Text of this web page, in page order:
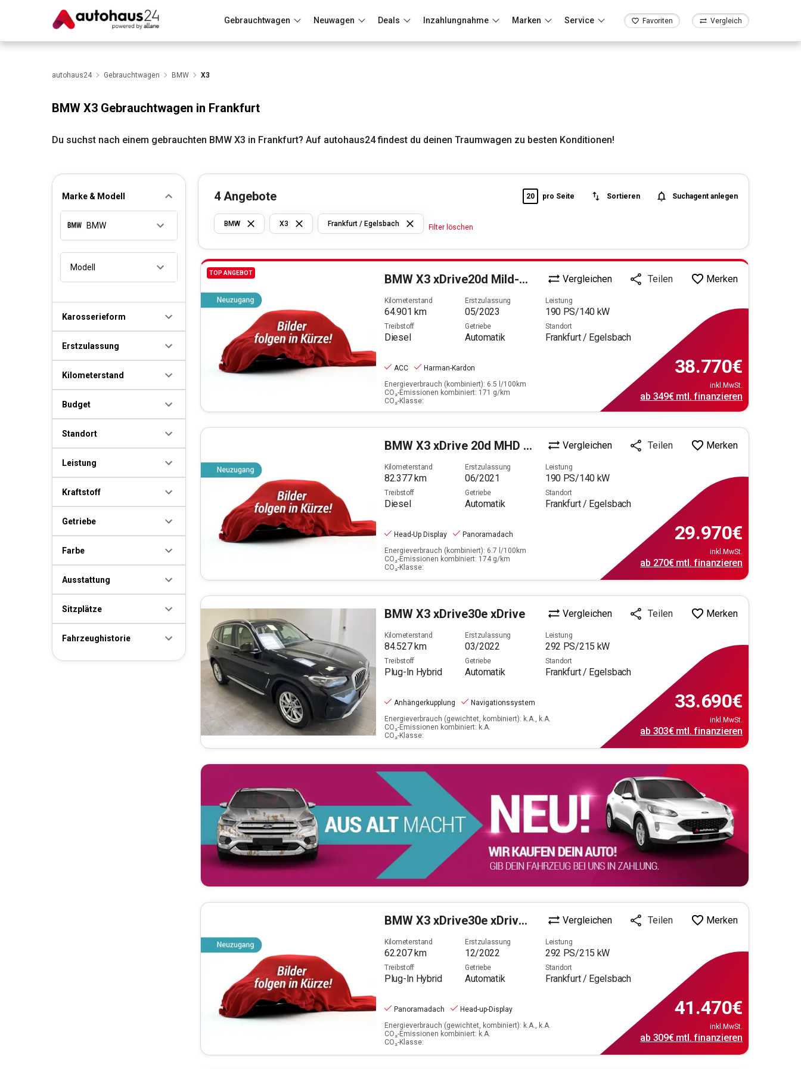
Gebrauchtwagen Neuwagen Deals Inzahlungnahme Marken Service Favoriten Vergleich
Wir bewerten dein AutoRund um die Inzahlungnahme
autohaus24 Gebrauchtwagen BMW X3
BMW X3 Gebrauchtwagen in Frankfurt
Du suchst nach einem gebrauchten BMW X3 in Frankfurt? Auf autohaus24 findest du deinen Traumwagen zu besten Konditionen!
Marke & Modell
BMW
Modell
Karosserieform
Erstzulassung
Kilometerstand
Budget
Standort
Leistung
Kraftstoff
Getriebe
Farbe
Ausstattung
Sitzplätze
Fahrzeughistorie
4 Angebote
BMW
Frankfurt /
20 pro Seite Sortieren Suchagent anlegen
BMW X3 Frankfurt / Egelsbach Filter löschen
TOP ANGEBOT BMW X3 xDrive20d Mild-Hybrid xDrive M Sport (EURO 6d) Vergleichen Teilen Merken
Kilometerstand
64.901 km
Erstzulassung
05/2023
Leistung
190 PS/140 kW
Treibstoff
Diesel
Getriebe
Automatik
Standort
Frankfurt / Egelsbach
ACC
Harman-Kardon
Energieverbrauch (kombiniert): 6.5 l/100km
CO₂-Emissionen kombiniert: 171 g/km
CO₂-Klasse:
38.770€
inkl.MwSt.
ab 349€mtl. finanzieren
BMW X3 xDrive 20d MHD xLine (EURO 6d) Vergleichen Teilen Merken
Kilometerstand
82.377km
Erstzulassung
06/2021
Leistung
190 PS/140 kW
Treibstoff
Diesel
Getriebe
Automatik
Standort
Frankfurt / Egelsbach
Head-Up Display
Panoramadach
Energieverbrauch (kombiniert): 6.7 l/100km
CO₂-Emissionen kombiniert: 174 g/km
CO₂-Klasse:
29.970€
inkl.MwSt.
ab 270€mtl. finanzieren
BMW X3 xDrive30e xDrive Vergleichen Teilen Merken
Kilometerstand
84.527km
Erstzulassung
03/2022
Leistung
292 PS/215 kW
Treibstoff
Plug-In Hybrid
Getriebe
Automatik
Standort
Frankfurt / Egelsbach
Anhängerkupplung
Navigationssystem
Energieverbrauch (gewichtet, kombiniert): k.A., k.A.
CO₂-Emissionen kombiniert: k.A.
CO₂-Klasse:
33.690€
inkl.MwSt.
ab 303€mtl. finanzieren
BMW X3 xDrive30e xDrive M Sport (OPF)(EURO 6d) Vergleichen Teilen Merken
Kilometerstand
62.207km
Erstzulassung
12/2022
Leistung
292 PS/215 kW
Treibstoff
Plug-In Hybrid
Getriebe
Automatik
Standort
Frankfurt / Egelsbach
Panoramadach
Head-up-Display
Energieverbrauch (gewichtet, kombiniert): k.A., k.A.
CO₂-Emissionen kombiniert: k.A.
CO₂-Klasse:
41.470€
inkl.MwSt.
ab 309€mtl. finanzieren